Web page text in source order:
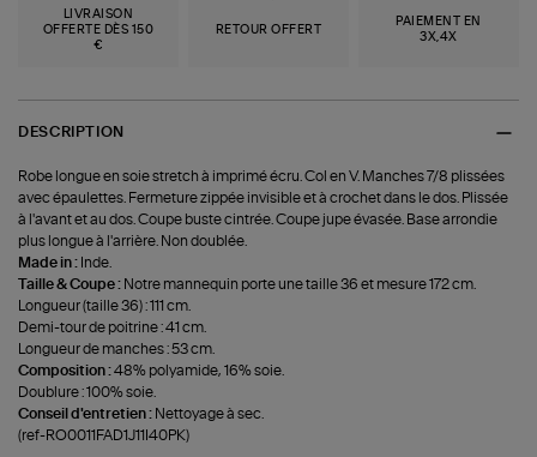
LIVRAISON
OFFERTE DÈS 150
€
RETOUR OFFERT
PAIEMENT EN
3X,4X
DESCRIPTION
Robe longue en soie stretch à imprimé écru. Col en V. Manches 7/8 plissées
avec épaulettes. Fermeture zippée invisible et à crochet dans le dos. Plissée
à l'avant et au dos. Coupe buste cintrée. Coupe jupe évasée. Base arrondie
plus longue à l'arrière. Non doublée.
Made in : Inde.
Taille & Coupe : Notre mannequin porte une taille 36 et mesure 172 cm.
Longueur (taille 36) : 111 cm.
Demi-tour de poitrine : 41 cm.
Longueur de manches : 53 cm.
Composition :48% polyamide, 16% soie.
Doublure : 100% soie.
Conseil d'entretien : Nettoyage à sec.
(ref-RO0011FAD1J11I40PK)